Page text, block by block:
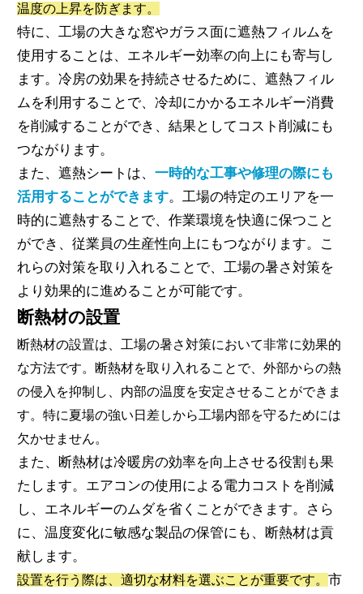
温度の上昇を防ぎます。
特に、工場の大きな窓やガラス面に遮熱フィルムを
使用することは、エネルギー効率の向上にも寄与し
ます。冷房の効果を持続させるために、遮熱フィル
ムを利用することで、冷却にかかるエネルギー消費
を削減することができ、結果としてコスト削減にも
つながります。
また、遮熱シートは、 一時的な工事や修理の際にも
活用することができます。工場の特定のエリアを一
時的に遮熱することで、作業環境を快適に保つこと
ができ、従業員の生産性向上にもつながります。こ
れらの対策を取り入れることで、工場の暑さ対策を
より効果的に進めることが可能です。
断熱材の設置
断熱材の設置は、工場の暑さ対策において非常に効果的
な方法です。断熱材を取り入れることで、外部からの熱
の侵入を抑制し、内部の温度を安定させることができま
す。特に夏場の強い日差しから工場内部を守るためには
欠かせません。
また、断熱材は冷暖房の効率を向上させる役割も果
たします。エアコンの使用による電力コストを削減
し、エネルギーのムダを省くことができます。さら
に、温度変化に敏感な製品の保管にも、断熱材は貢
献します。
設置を行う際は、適切な材料を選ぶことが重要です。 市